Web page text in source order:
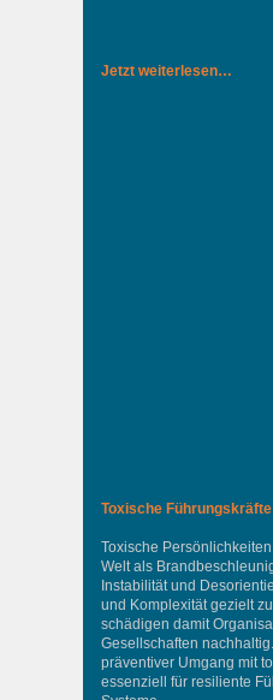
Jetzt weiterlesen…
Toxische Führungskräfte
Toxische
Welt als
Instabilität und
und Komplexität gezielt
schädigen damit
Gesellschaften
präventiver Umgang mit
essenziell für resiliente